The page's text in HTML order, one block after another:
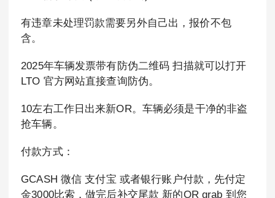
有违章未处理罚款需要另外自己出，报价不包
含。
2025年车辆发票带有防伪二维码 扫描就可以打开
LTO 官方网站直接查询防伪。
10左右工作日出来新OR。车辆必须是干净的非盗
抢车辆。
付款方式：
GCASH 微信 支付宝 或者银行账户付款，先付定
金3000比索，做完后补交尾款 新的OR grab 到您